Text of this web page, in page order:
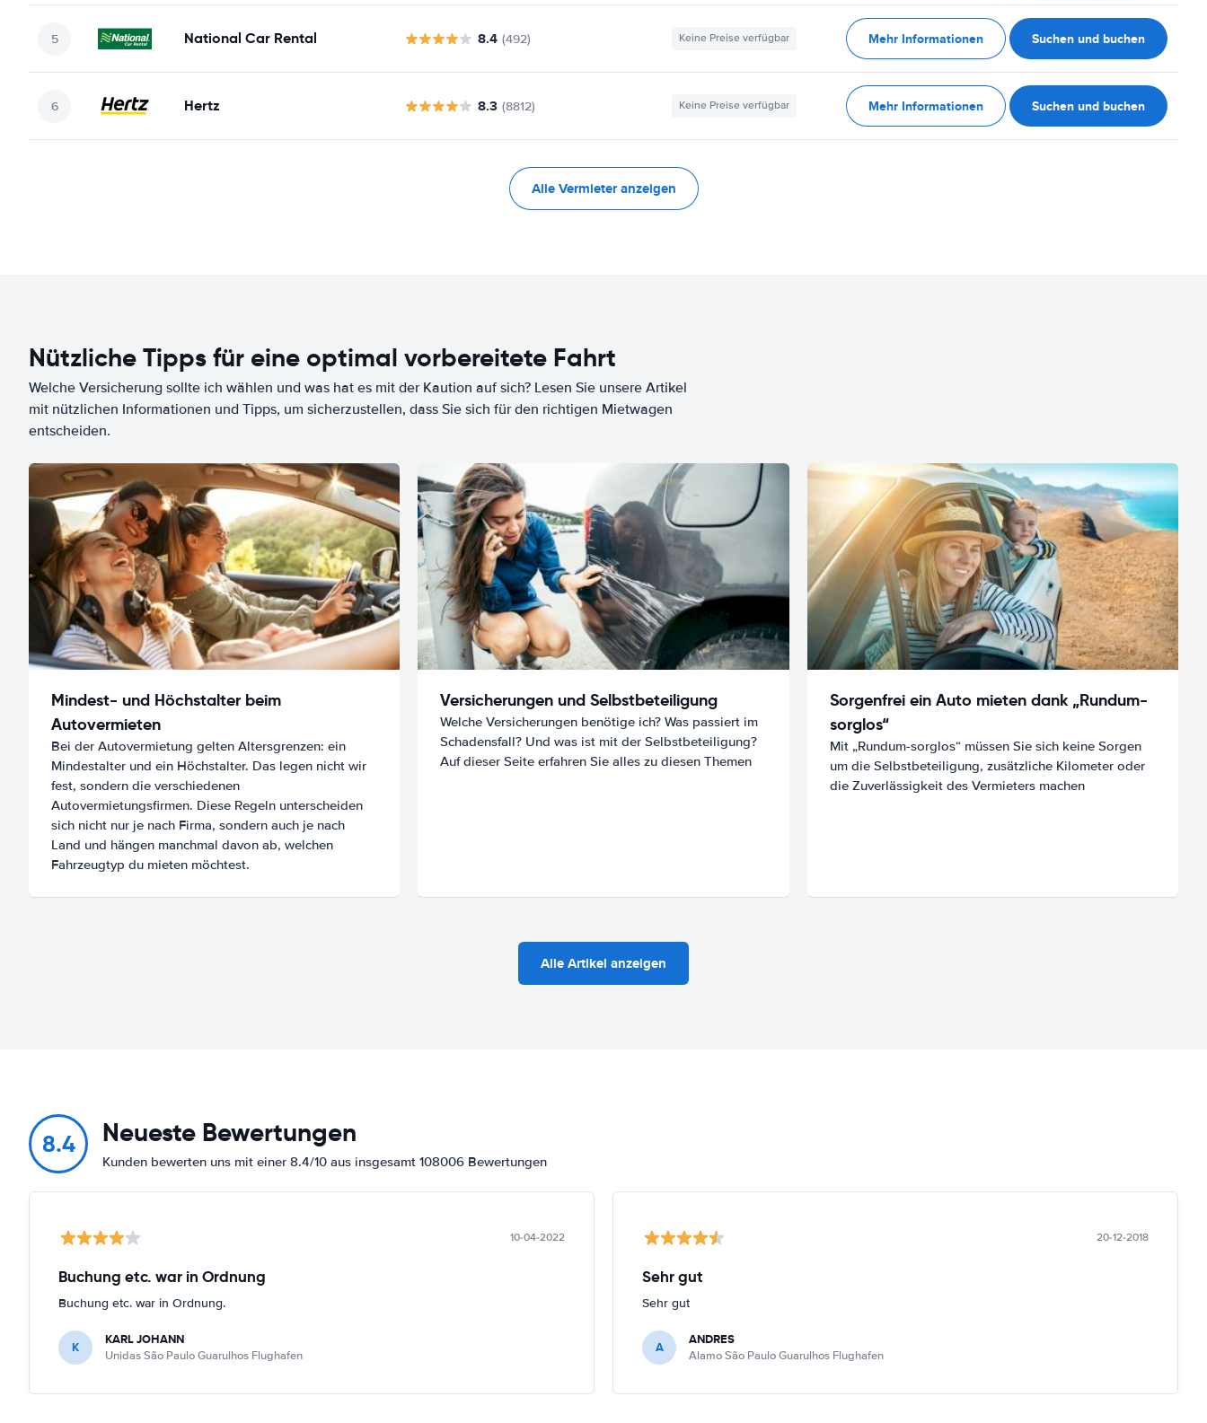
National Car Rental 8.4 (492) Keine Preise verfügbar Mehr Informationen Suchen und buchen
Hertz 8.3 (8812) Keine Preise verfügbar Mehr Informationen Suchen und buchen
Alle Vermieter anzeigen
Nützliche Tipps für eine optimal vorbereitete Fahrt
Welche Versicherung sollte ich wählen und was hat es mit der Kaution auf sich? Lesen Sie unsere Artikel
mit nützlichen Informationen und Tipps, um sicherzustellen, dass Sie sich für den richtigen Mietwagen
entscheiden.
Mindest- und Höchstalter beim
Autovermieten
Bei der Autovermietung gelten Altersgrenzen: ein
Mindestalter und ein Höchstalter. Das legen nicht wir
fest, sondern die verschiedenen
Autovermietungsfirmen. Diese Regeln unterscheiden
sich nicht nur je nach Firma, sondern auch je nach
Land und hängen manchmal davon ab, welchen
Fahrzeugtyp du mieten möchtest.
Versicherungen und Selbstbeteiligung
Welche Versicherungen benötige ich? Was passiert im
Schadensfall? Und was ist mit der Selbstbeteiligung?
Auf dieser Seite erfahren Sie alles zu diesen Themen
Sorgenfrei ein Auto mieten dank „Rundum-
sorglos“
Mit „Rundum-sorglos“ müssen Sie sich keine Sorgen
um die Selbstbeteiligung, zusätzliche Kilometer oder
die Zuverlässigkeit des Vermieters machen
Alle Artikel anzeigen
8.4 Neueste Bewertungen
Kunden bewerten uns mit einer 8.4/10 aus insgesamt 108006 Bewertungen
10-04-2022
Buchung etc. war in Ordnung
Buchung etc. war in Ordnung.
K KARL JOHANN
Unidas São Paulo Guarulhos Flughafen
20-12-2018
Sehr gut
Sehr gut
A ANDRES
Alamo São Paulo Guarulhos Flughafen